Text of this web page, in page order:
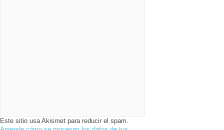
Este sitio usa Akismet para reducir el spam.